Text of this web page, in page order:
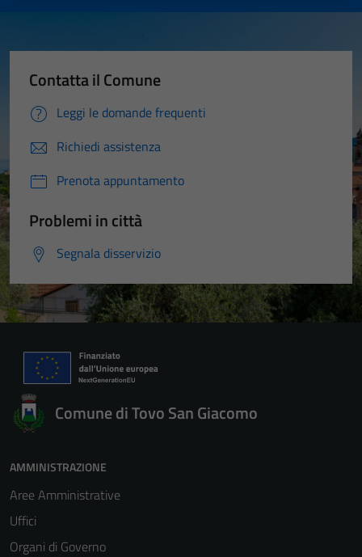
Contatta il Comune
Leggi le domande frequenti
Richiedi assistenza
Prenota appuntamento
Problemi in città
Segnala disservizio
Comune di Tovo San Giacomo
AMMINISTRAZIONE
Aree Amministrative
Uffici
Organi di Governo